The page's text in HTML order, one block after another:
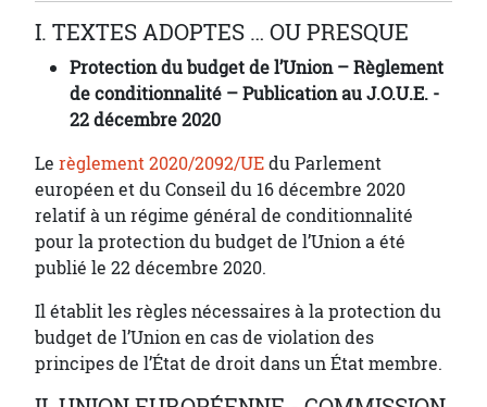
I. TEXTES ADOPTES … OU PRESQUE
Protection du budget de l’Union – Règlement
de conditionnalité – Publication au J.O.U.E. -
22 décembre 2020
Le règlement 2020/2092/UEdu Parlement
européen et du Conseil du 16 décembre 2020
relatif à un régime général de conditionnalité
pour la protection du budget de l’Union a été
publié le 22 décembre 2020.
Il établit les règles nécessaires à la protection du
budget de l’Union en cas de violation des
principes de l’État de droit dans un État membre.